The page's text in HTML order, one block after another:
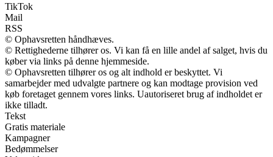
TikTok
Mail
RSS
© Ophavsretten håndhæves.
© Rettighederne tilhører os. Vi kan få en lille andel af salget, hvis du
køber via links på denne hjemmeside.
© Ophavsretten tilhører os og alt indhold er beskyttet. Vi
samarbejder med udvalgte partnere og kan modtage provision ved
køb foretaget gennem vores links. Uautoriseret brug af indholdet er
ikke tilladt.
Tekst
Gratis materiale
Kampagner
Bedømmelser